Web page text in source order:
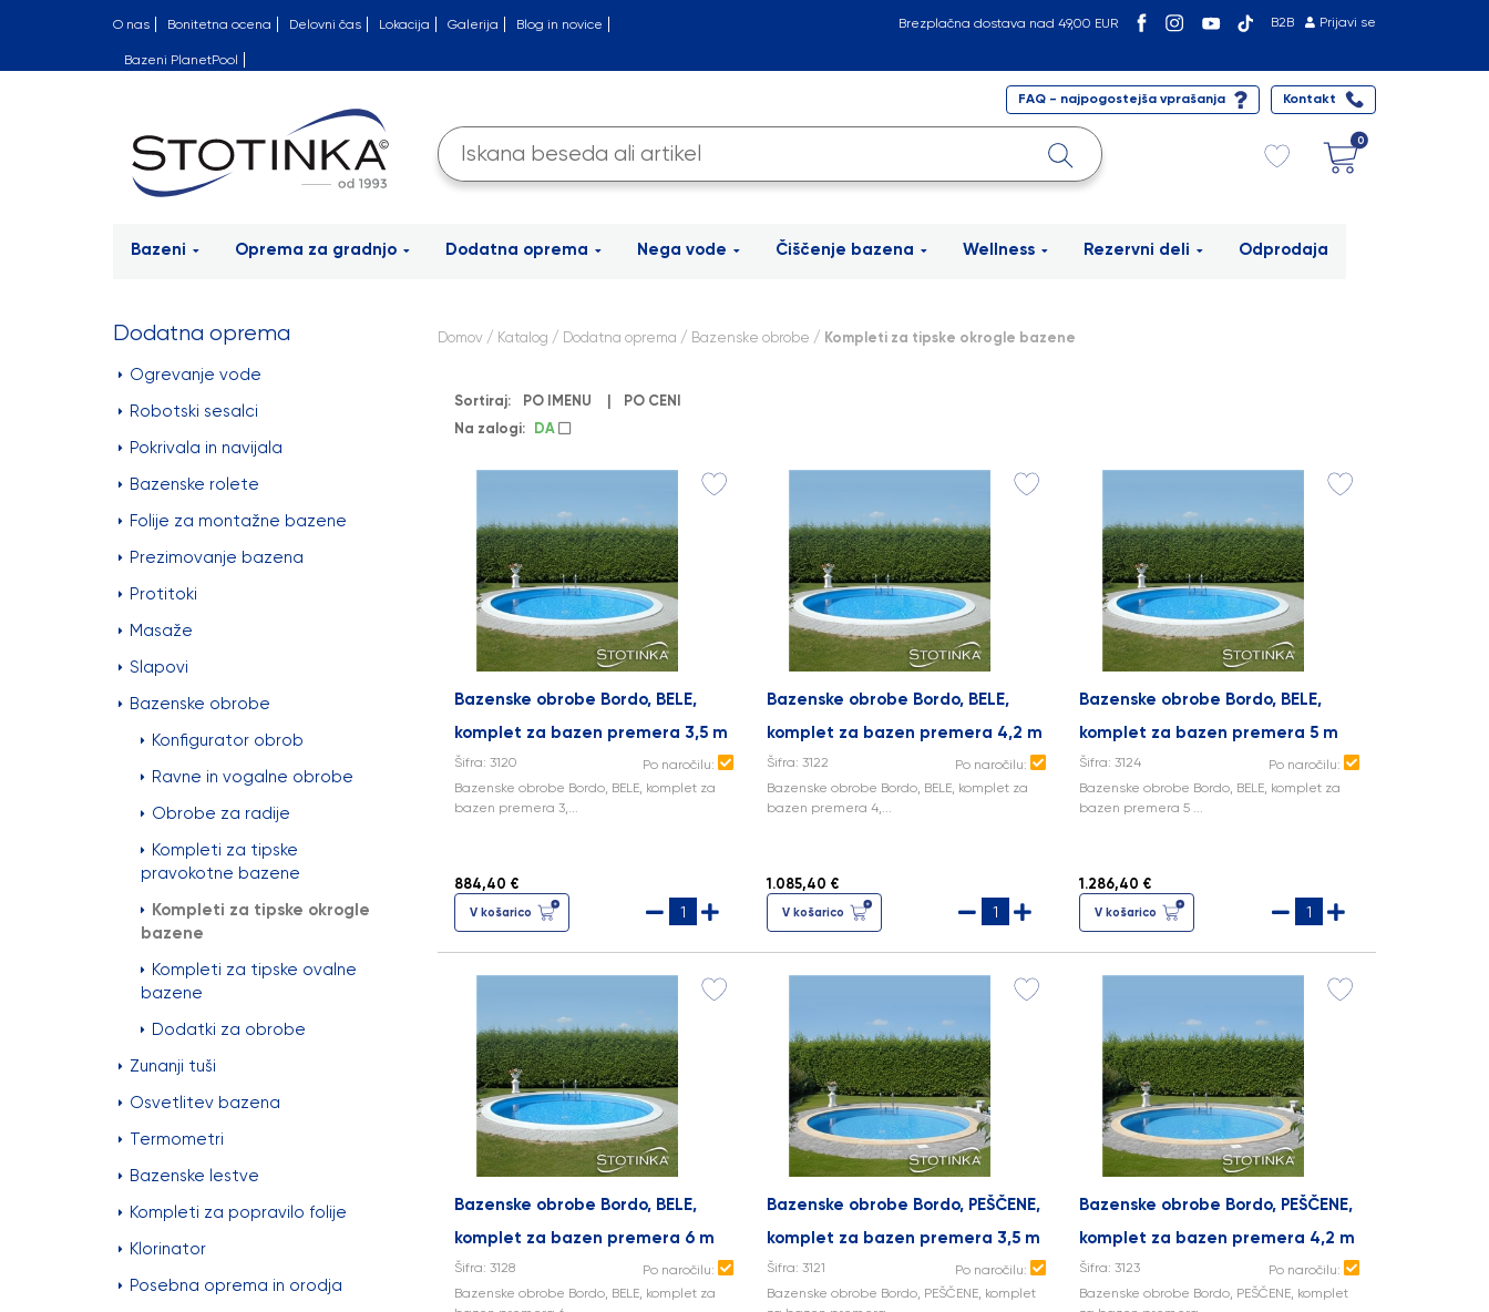
O nas Bonitetna ocena Delovni čas Lokacija Galerija Blog in novice
Bazeni PlanetPool
B2B Prijavi se
Brezplačna dostava nad 49,00 EUR
FAQ - najpogostejša vprašanja Kontakt
0
Bazeni Oprema za gradnjo Dodatna oprema Nega vode Čiščenje bazena Wellness Rezervni deli Odprodaja
Dodatna oprema
Ogrevanje vode
Robotski sesalci
Pokrivala in navijala
Bazenske rolete
Folije za montažne bazene
Prezimovanje bazena
Protitoki
Masaže
Slapovi
Bazenske obrobe
Konfigurator obrob
Ravne in vogalne obrobe
Obrobe za radije
Kompleti za tipske
pravokotne bazene
Kompleti za tipske okrogle
bazene
Kompleti za tipske ovalne
bazene
Dodatki za obrobe
Zunanji tuši
Osvetlitev bazena
Termometri
Bazenske lestve
Kompleti za popravilo folije
Klorinator
Posebna oprema in orodja
Domov/ Katalog / Dodatna oprema / Bazenske obrobe / Kompleti za tipske okrogle bazene
Sortiraj: PO IMENU
PO CENI
Na zalogi:
DA
Bazenske obrobe Bordo, BELE,
komplet za bazen premera 3,5 m
Šifra: 3120
Po naročilu:
Bazenske obrobe Bordo, BELE, komplet za
bazen premera 3,...
884,40 €
V košarico
Bazenske obrobe Bordo, BELE,
komplet za bazen premera 4,2 m
Šifra: 3122
Po naročilu:
Bazenske obrobe Bordo, BELE, komplet za
bazen premera 4,...
1.085,40 €
V košarico
Bazenske obrobe Bordo, BELE,
komplet za bazen premera 5 m
Šifra: 3124
Po naročilu:
Bazenske obrobe Bordo, BELE, komplet za
bazen premera 5 ...
1.286,40 €
V košarico
Bazenske obrobe Bordo, BELE,
komplet za bazen premera 6 m
Šifra: 3128
Po naročilu:
Bazenske obrobe Bordo, BELE, komplet za
Bazenske obrobe Bordo, PEŠČENE,
komplet za bazen premera 3,5 m
Šifra: 3121
Po naročilu:
Bazenske obrobe Bordo, PEŠČENE, komplet
Bazenske obrobe Bordo, PEŠČENE,
komplet za bazen premera 4,2 m
Šifra: 3123
Po naročilu:
Bazenske obrobe Bordo, PEŠČENE, komplet